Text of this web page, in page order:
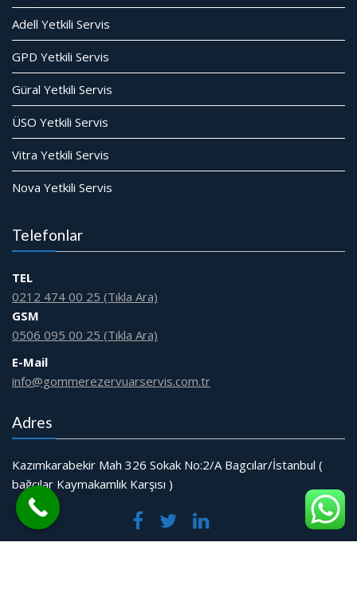
Adell Yetkili Servis
GPD Yetkili Servis
Güral Yetkili Servis
ÜSO Yetkili Servis
Vitra Yetkili Servis
Nova Yetkili Servis
Telefonlar
TEL
0212 474 00 25 (Tıkla Ara)
GSM
0506 095 00 25 (Tıkla Ara)
E-Mail
info@gommerezervuarservis.com.tr
Adres
Kazımkarabekir Mah 326 Sokak No:2/A Bagcılar/İstanbul (
bağcılar Kaymakamlık Karşısı )